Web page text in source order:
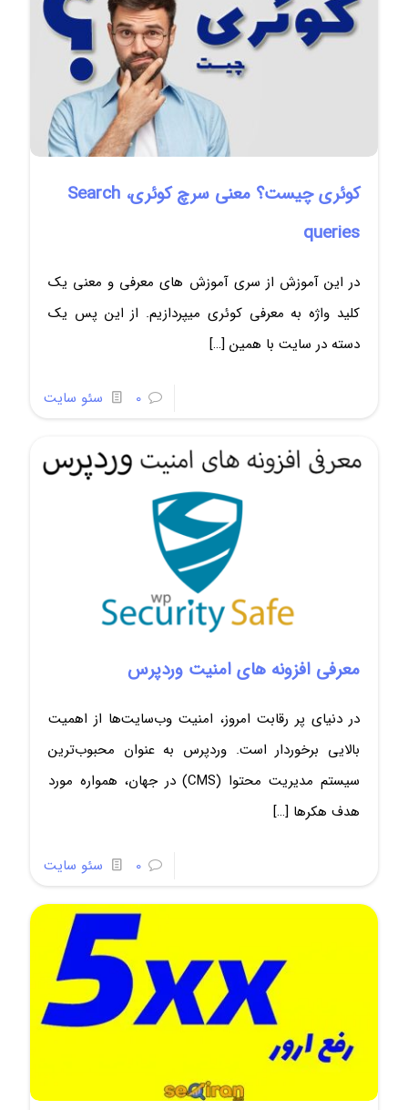
کوئری چیست؟ معنی سرچ کوئری، Search
queries
در این آموزش از سری آموزش های معرفی و معنی یک
کلید واژه به معرفی کوئری میپردازیم. از این پس یک
دسته در سایت با همین […]
0 سئو سایت
معرفی افزونه های امنیت وردپرس
در دنیای پر رقابت امروز، امنیت وب‌سایت‌ها از اهمیت
بالایی برخوردار است. وردپرس به عنوان محبوب‌ترین
سیستم مدیریت محتوا (CMS) در جهان، همواره مورد
هدف هکرها […]
0 سئو سایت